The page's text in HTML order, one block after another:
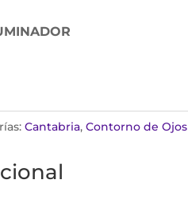
Cantabria, Contorno de Ojos